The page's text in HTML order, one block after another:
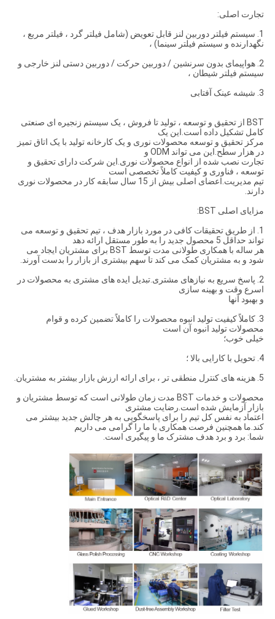
تجارت اصلی:
1. سیستم فیلتر دوربین لنز قابل تعویض (شامل فیلتر گرد ، فیلتر مربع ،
نگهدارنده و سیستم فیلتر سینما) ،
2. هواپیمای بدون سرنشین / دوربین حرکت / دوربین دستی لنز خارجی و
سیستم فیلتر شیطان ،
3. شیشه عینک آفتابی
BST از تحقیق و توسعه ، تولید تا فروش ، یک سیستم زنجیره ای صنعتی
کامل تشکیل داده است.این یک
مرکز تحقیق و توسعه محصولات نوری و یک کارخانه تولید با یک اتاق تمیز
در هزار سطح.این می تواند ODM و
تجارت نصب شده از انواع محصولات نوری.این شرکت دارای تحقیق و
توسعه ، فناوری و کیفیت کاملاً تخصصی است
تیم مدیریت.اعضای اصلی بیش از 15 سال سابقه کار در محصولات نوری
دارند.
مزایای اصلی BST:
1. از طریق تحقیقات کافی در مورد بازار هدف ، تیم تحقیق و توسعه می
تواند حداقل 5 محصول جدید را به طور مستقل ارائه دهد
هر ساله با همکاری طولانی مدت توسط BST برای مشتریان ایجاد می
شود و به مشتریان کمک می کند تا سهم بیشتری از بازار را بدست آورند.
2. پاسخ سریع به نیازهای مشتری.تبدیل ایده های مشتری به محصولات در
اسرع وقت و بهینه سازی
و بهبود آنها
3. كاملاً كیفیت تولید انبوه محصولات را كاملاً تضمین كرده و قوام
محصولات تولید انبوه آن است
خیلی خوب؛
4. تحویل با کارایی بالا ؛
5. هزینه های کنترل منطقی تر ، برای ارائه ارزش بازار بیشتر به مشتریان.
محصولات و خدمات BST مدت زمان طولانی است که توسط مشتریان و
بازار آزمایش شده است.رضایت مشتری
اعتماد به نفس کل تیم را برای پاسخگویی به هر چالش جدید بیشتر می
کند.ما همچنین فرصت همکاری با ما را گرامی می داریم
شما: برد و برد هدف مشترک ما و پیگیری است.